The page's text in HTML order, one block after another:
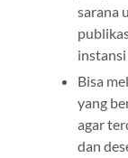
sarana
Bisa
yang
agar
dan